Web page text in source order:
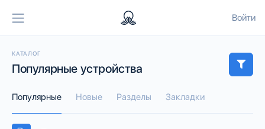
Войти
КАТАЛОГ
Популярные устройства
Популярные Новые Разделы Закладки